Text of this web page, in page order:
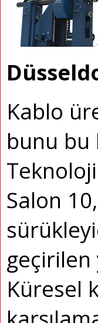
Kablo
bunu bu
Salon
Küresel